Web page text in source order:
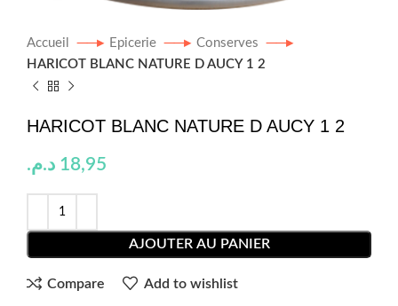
Accueil Epicerie
Conserves
HARICOT BLANC NATURE D AUCY 1 2
HARICOT BLANC NATURE D AUCY 1 2
18,95 د.م.
AJOUTER AU PANIER
Compare Add to wishlist